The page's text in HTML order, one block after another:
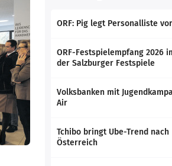
ORF: Pig legt Personalliste vor
ORF-Festspielempfang 2026
der Salzburger Festspiele
Volksbanken mit
Air
Tchibo bringt Ube-Trend nach
Österreich